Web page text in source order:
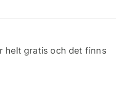
helt gratis och det finns